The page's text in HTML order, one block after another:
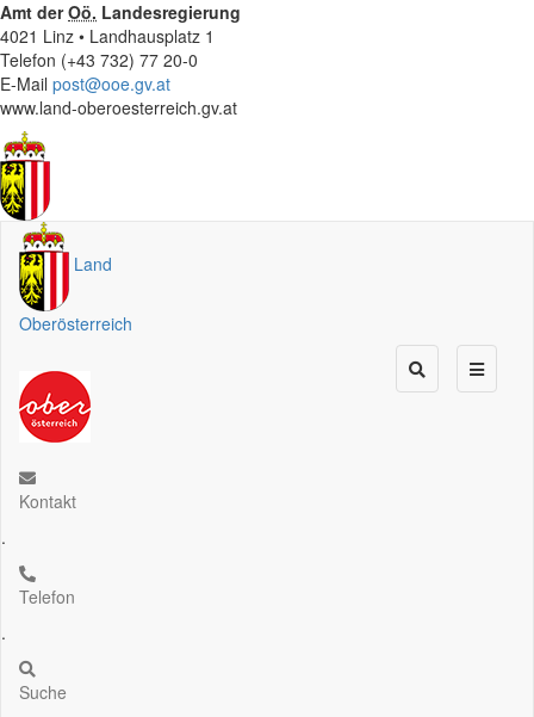
Amt derOö. Landesregierung
4021 Linz • Landhausplatz 1
Telefon (+43 732) 77 20-0
E-Mail post@ooe.gv.at
www.land-oberoesterreich.gv.at
Land
Oberösterreich
Kontakt
.
Telefon
.
Suche